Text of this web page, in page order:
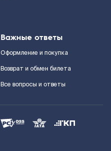
Важные ответы
Оформление и покупка
Возврат и обмен билета
Все вопросы и ответы